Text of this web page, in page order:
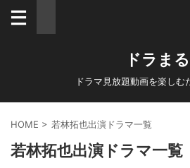
ドラまる
ドラマ見放題動画を楽しむ
HOME > 若林拓也出演ドラマ一覧
若林拓也出演ドラマ一覧